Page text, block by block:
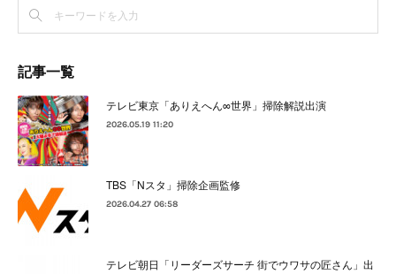
記事一覧
テレビ東京「ありえへん∞世界」掃除解説出演
2026.05.19 11:20
TBS「Nスタ」掃除企画監修
2026.04.27 06:58
テレビ朝日「リーダーズサーチ 街でウワサの匠さん」出